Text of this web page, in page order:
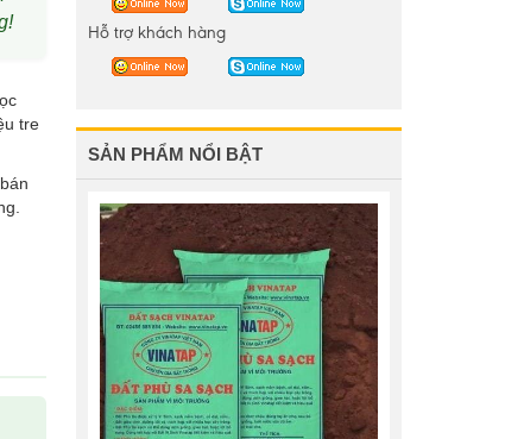
tre
Hỗ trợ khách hàng
SẢN PHẨM NỔI BẬT